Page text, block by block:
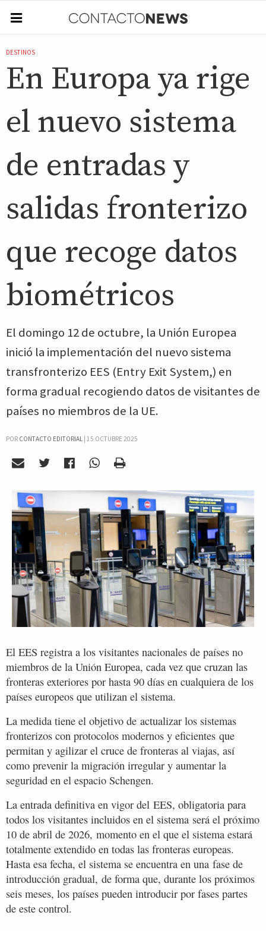
DESTINOS
En Europa ya rige
el nuevo sistema
de entradas y
salidas fronterizo
que recoge datos
biométricos
El domingo 12 de octubre, la Unión Europea
inició la implementación del nuevo sistema
transfronterizo EES (Entry Exit System,) en
forma gradual recogiendo datos de visitantes de
países no miembros de la UE.
POR CONTACTO EDITORIAL| 15 OCTUBRE 2025
El EES registra a los visitantes nacionales de países no
miembros de la Unión Europea, cada vez que cruzan las
fronteras exteriores por hasta 90 días en cualquiera de los
países europeos que utilizan el sistema.
La medida tiene el objetivo de actualizar los sistemas
fronterizos con protocolos modernos y eficientes que
permitan y agilizar el cruce de fronteras al viajas, así
como prevenir la migración irregular y aumentar la
seguridad en el espacio Schengen.
La entrada definitiva en vigor del EES, obligatoria para
todos los visitantes incluidos en el sistema será el próximo
10 de abril de 2026, momento en el que el sistema estará
totalmente extendido en todas las fronteras europeas.
Hasta esa fecha, el sistema se encuentra en una fase de
introducción gradual, de forma que, durante los próximos
seis meses, los países pueden introducir por fases partes
de este control.